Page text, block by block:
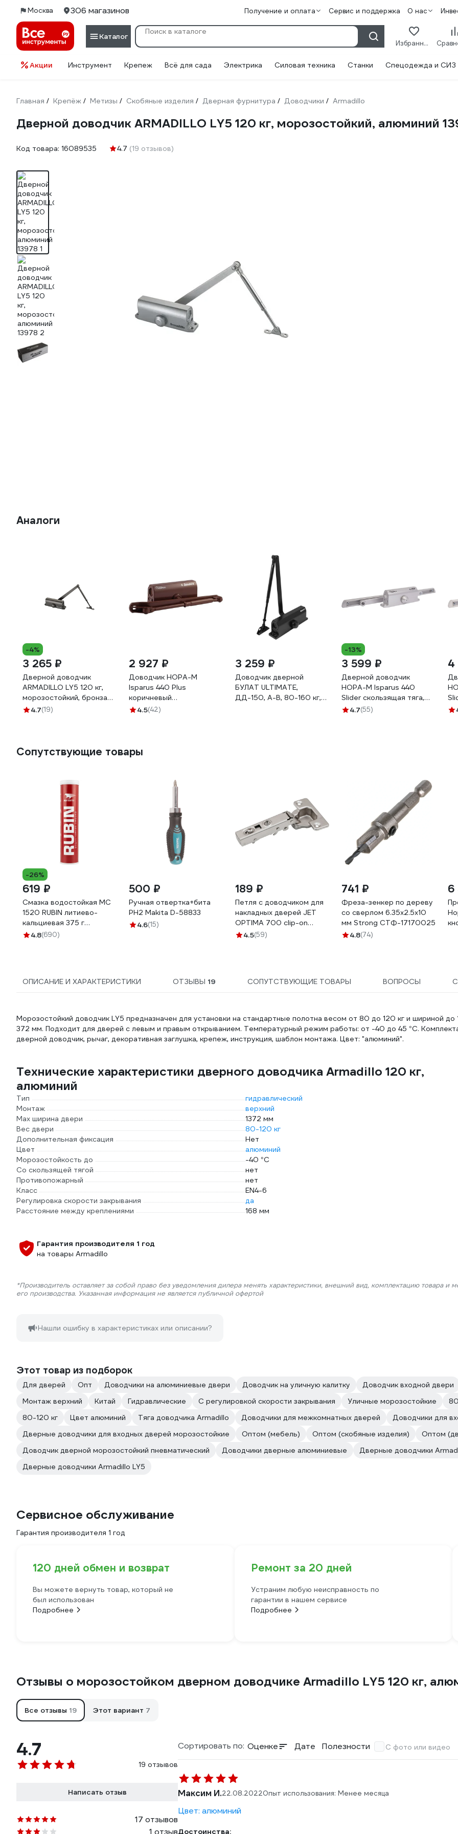
Москва 306 магазинов Получение и оплата Сервис и поддержка О нас
Каталог
Избранное
Акции Инструмент Крепеж Всё для сада Электрика Силовая техника Станки Спецодежда и СИЗ
Главная / Крепёж / Метизы / Скобяные изделия / Дверная фурнитура / Доводчики / Armadillo
Дверной доводчик ARMADILLO LY5 120 кг, морозостойкий, алюминий
Код товара: 16089535 4.7 (19 отзывов)
Аналоги
-4%
3 265 ₽
Дверной доводчик
ARMADILLO LY5 120 кг,
морозостойкий, бронза
13977
4.7(19)
2 927 ₽
Доводчик НОРА-М
Isparus 440 Plus
коричневый
4606555096022
4.5(42)
3 259 ₽
Доводчик дверной
БУЛАТ ULTIMATE,
ДД-150, A-B, 80-160 кг,
-13%
3 599 ₽
Дверной доводчик
НОРА-М Isparus 440
Slider скользящая тяга,
для дверей до 130 кг,
4.7(55)
4
Сопутствующие товары
-26%
619 ₽
Смазка водостойкая МС
1520 RUBIN литиево-
кальциевая 375 г
картридж ВМПАВТО 1407
4.8(690)
500 ₽
Ручная отвертка+бита
PH2 Makita D-58833
4.6(15)
189 ₽
Петля с доводчиком для
накладных дверей JET
OPTIMA 700 clip-on
D35мм HM700A.100NI99
4.5(59)
741 ₽
Фреза-зенкер по дереву
со сверлом 6.35х2.5х10
мм Strong СТФ-17170025
4.8(74)
6
ОПИСАНИЕ И ХАРАКТЕРИСТИКИ ОТЗЫВЫ 19 СОПУТСТВУЮЩИЕ ТОВАРЫ ВОПРОСЫ
Морозостойкий доводчик LY5 предназначен для установки на стандартные полотна весом от 80 до 120 кг и шириной до
372 мм. Подходит для дверей с левым и правым открыванием. Температурный режим работы: от -40 до 45 °C.
дверной доводчик, рычаг, декоративная заглушка, крепеж, инструкция, шаблон монтажа. Цвет: "алюминий".
Технические характеристики дверного доводчика Armadillo 120 кг,
алюминий
Тип
гидравлический
Монтаж
верхний
Max ширина двери
1372 мм
Вес двери
80-120 кг
Дополнительная фиксация
Нет
Цвет
алюминий
Морозостойкость до
-40 °С
Со скользящей тягой
нет
Противопожарный
нет
Класс
EN4-6
Регулировка скорости закрывания
да
Расстояние между креплениями
168 мм
Гарантия производителя 1 год
на товары Armadillo
*Производитель оставляет за собой право без уведомления дилера менять характеристики, внешний вид, комплектацию товара и
его производства. Указанная информация не является публичной офертой
Нашли ошибку в характеристиках или описании?
Этот товар из подборок
Для дверей Опт Доводчики на алюминиевые двери Доводчик на уличную калитку Доводчик входной двери
Монтаж верхний
Китай Гидравлические С регулировкой скорости закрывания Уличные морозостойкие
80-120 кг
Цвет алюминий Тяга доводчика Armadillo Доводчики для межкомнатных дверей Доводчики для
Дверные доводчики для входных дверей морозостойкие
Оптом (мебель) Оптом (скобяные изделия)
Оптом
Доводчик дверной морозостойкий пневматический
Доводчики дверные алюминиевые Дверные доводчики
Дверные доводчики Armadillo LY5
Сервисное обслуживание
Гарантия производителя 1 год
120 дней обмен и возврат
Вы можете вернуть товар, который не
был использован
Подробнее
Ремонт за 20 дней
Устраним любую неисправность по
гарантии в нашем сервисе
Подробнее
Отзывы о морозостойком дверном доводчике Armadillo LY5 120 кг,
Все отзывы 19 Этот вариант 7
4.7
19 отзывов
Написать отзыв
17 отзывов
1 отзыв
Сортировать по: Оценке Дате Полезности С фото или видео
Максим И.22.08.2022Опыт использования: Менее месяца
Цвет: алюминий
Достоинства: